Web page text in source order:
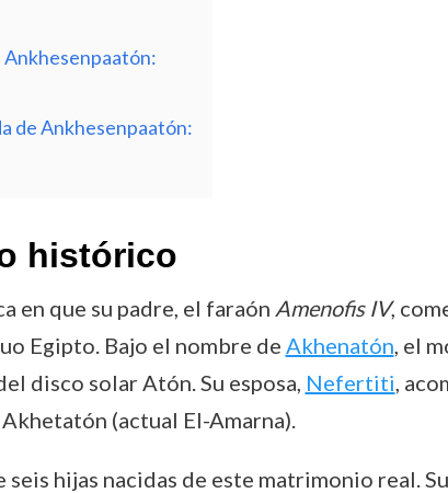
de Ankhesenpaatón:
histórico
en que su padre, el faraón Amenofis IV,
Egipto. Bajo el nombre de Akhenatón, el
disco solar Atón. Su esposa, Nefertiti,
(actual El-Amarna).
hijas nacidas de este matrimonio real.